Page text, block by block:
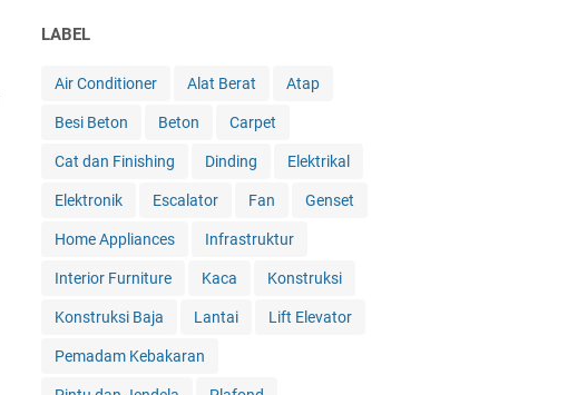
LABEL
Air Conditioner Alat Berat Atap
Besi Beton Beton Carpet
Cat dan Finishing Dinding Elektrikal
Elektronik Escalator Fan Genset
Home Appliances Infrastruktur
Interior Furniture Kaca Konstruksi
Konstruksi Baja Lantai Lift Elevator
Pemadam Kebakaran